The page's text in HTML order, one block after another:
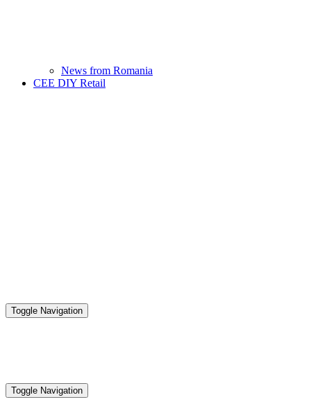
News from Romania
CEE DIY Retail
Toggle Navigation
Toggle Navigation